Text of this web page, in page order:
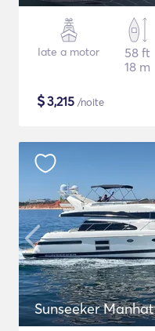
Iate a motor
58 ft
18 m
$3,215 /noite
Sunseeker